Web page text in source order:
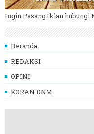
Ingin Pasang Iklan hubungi
Beranda
REDAKSI
OPINI
KORAN DNM